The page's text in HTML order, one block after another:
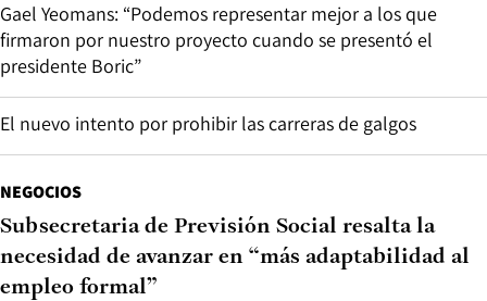
Gael Yeomans: “Podemos representar mejor a los que
firmaron por nuestro proyecto cuando se presentó el
presidente Boric”
El nuevo intento por prohibir las carreras de galgos
NEGOCIOS
Subsecretaria de Previsión Social resalta la
necesidad de avanzar en “más adaptabilidad al
empleo formal”